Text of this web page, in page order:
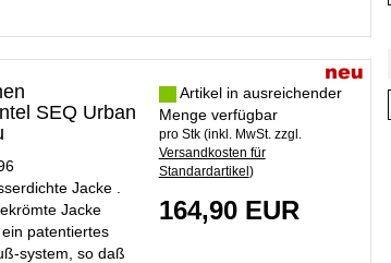
SEQ Urban
Jacke .
Jacke
patentiertes
system, so daß
Artikel in ausreichender
Menge verfügbar
pro Stk (inkl. MwSt. zzgl.
Versandkosten für
Standardartikel)
164,90 EUR